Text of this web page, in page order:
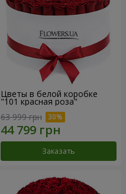
Цветы в белой коробке
"101 красная роза"
63 999 грн
Заказать